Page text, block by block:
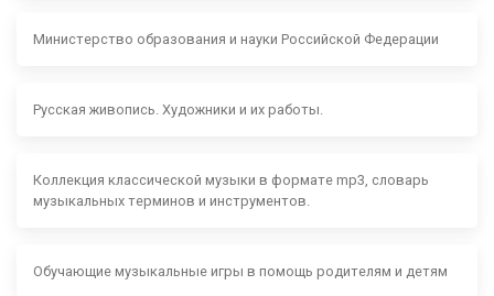
Министерство образования и науки Российской Федерации
Русская живопись. Художники и их работы.
Коллекция классической музыки в формате mp3, словарь
музыкальных терминов и инструментов.
Обучающие музыкальные игры в помощь родителям и детям